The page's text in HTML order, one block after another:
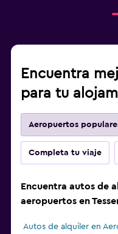
Encuentra
para tu
Aeropuertos
Completa tu viaje
Encuentra autos de
aeropuertos en
Autos de alquiler en